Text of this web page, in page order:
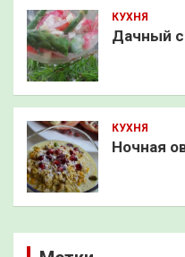
КУХНЯ
Дачный
КУХНЯ
Ночная